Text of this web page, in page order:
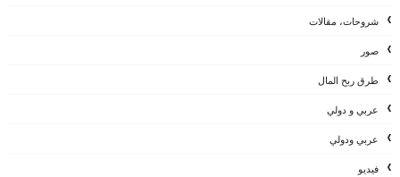
شروحات، مقالات
صور
طرق ربح المال
عربي و دولي
عربي ودولي
فيديو